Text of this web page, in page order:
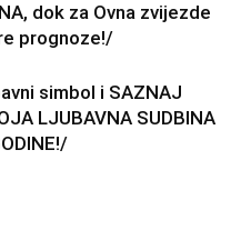
dok za Ovna zvijezde
prognoze!/
simbol i SAZNAJ
LJUBAVNA SUDBINA